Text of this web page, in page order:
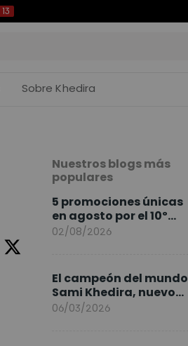
13
Sobre Khedira
Nuestros blogs más
populares
5 promociones únicas
en agosto por el 10º
Aniversario de
02/08/2026
El campeón del mundo
Sami Khedira, nuevo
embajador de
06/03/2026